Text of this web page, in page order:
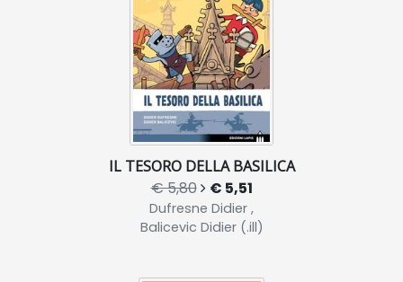
IL TESORO DELLA BASILICA
€ 5,80 € 5,51
Dufresne Didier ,
Balicevic Didier (.ill)